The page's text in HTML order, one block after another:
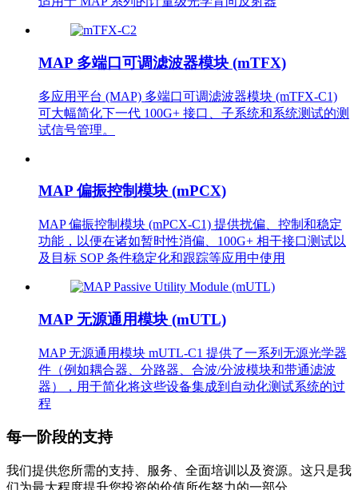
MAP 多端口可调滤波器模块 (mTFX)
多应用平台 (MAP) 多端口可调滤波器模块 (mTFX-C1)
可大幅简化下一代 100G+ 接口、子系统和系统测试的测
试信号管理。
MAP 偏振控制模块 (mPCX)
MAP 偏振控制模块 (mPCX-C1) 提供扰偏、控制和稳定
功能，以便在诸如暂时性消偏、100G+ 相干接口测试以
及目标 SOP 条件稳定化和跟踪等应用中使用
MAP 无源通用模块 (mUTL)
MAP 无源通用模块 mUTL-C1 提供了一系列无源光学器
件（例如耦合器、分路器、合波/分波模块和带通滤波
器），用于简化将这些设备集成到自动化测试系统的过
程
每一阶段的支持
我们提供您所需的支持、服务、全面培训以及资源。这只是我
们为最大程度提升您投资的价值所作努力的一部分。